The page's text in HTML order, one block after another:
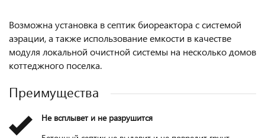
Возможна установка в септик биореактора с системой
аэрации, а также использование емкости в качестве
модуля локальной очистной системы на несколько домов
коттеджного поселка.
Преимущества
Не всплывет и не разрушится